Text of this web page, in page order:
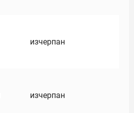
изчерпан
изчерпан